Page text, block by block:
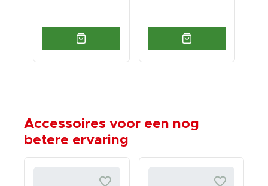
Accessoires voor een nog
betere ervaring